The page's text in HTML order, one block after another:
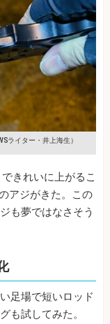
ライター・井上海生）
きれいに上がるこ
アジがきた。この
も夢ではなさそう
足場で短いロッド
も試してみた。